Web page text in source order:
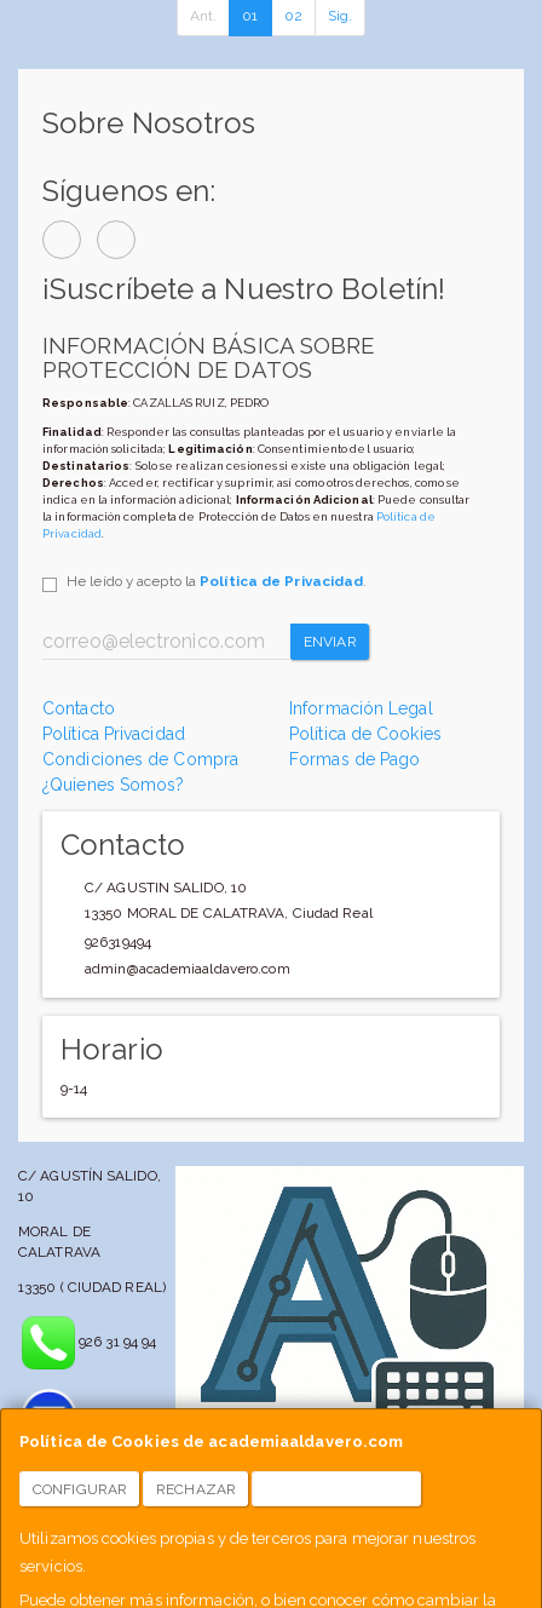
Ant. 01 02 Sig.
Política de Cookies de academiaaldavero.com
CONFIGURAR RECHAZAR
Utilizamos cookies propias y de terceros para mejorar nuestros
servicios.
Puede obtener más información, o bien conocer cómo cambiar la
Sobre Nosotros
Síguenos en:
¡Suscríbete a Nuestro Boletín!
INFORMACIÓN BÁSICA SOBRE
PROTECCIÓN DE DATOS
Responsable: CAZALLAS RUIZ, PEDRO
Finalidad: Responder las consultas planteadas por el usuario y enviarle la
información solicitada;Legitimación: Consentimiento del usuario;
Destinatarios: Solo se realizan cesiones si existe una obligación legal;
Derechos: Acceder, rectificar y suprimir, así como otros derechos, como se
indica en la información adicional; Información Adicional: Puede consultar
la información completa de Protección de Datos en nuestra Política de
Privacidad
He leído y acepto la Política de Privacidad.
ENVIAR
Contacto
Información Legal
Política Privacidad
Política de Cookies
Condiciones de Compra
Formas de Pago
¿Quienes Somos?
Contacto
C/ AGUSTIN SALIDO, 10
13350 MORAL DE CALATRAVA, Ciudad Real
926319494
admin@academiaaldavero.com
Horario
9-14
C/ AGUSTÍN SALIDO,
10
MORAL DE
CALATRAVA
13350 ( CIUDAD REAL)
926 31 94 94